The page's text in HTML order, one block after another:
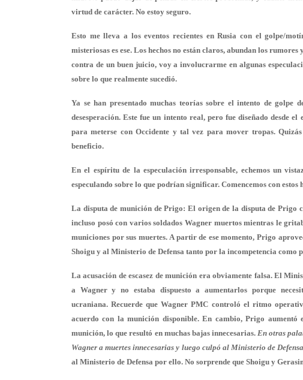
virtud de carácter. No estoy seguro.
Esto me lleva a los eventos recientes en Rusia con el golpe/
misteriosas es ese. Los hechos no están claros, abundan los
contra de un buen juicio, voy a involucrarme en algunas
sobre lo que realmente sucedió.
Ya se han presentado muchas teorías sobre el intento de
desesperación. Este fue un intento real, pero fue diseñado desde
para meterse con Occidente y tal vez para mover tropas.
beneficio.
En el espíritu de la especulación irresponsable, echemos un
especulando sobre lo que podrían significar. Comencemos con
La disputa de munición de Prigo: El origen de la disputa de Prigo
incluso posó con varios soldados Wagner muertos mientras le
municiones por sus muertes. A partir de ese momento, Prigo
Shoigu y al Ministerio de Defensa tanto por la incompetencia como
La acusación de escasez de munición era obviamente falsa. El
a Wagner y no estaba dispuesto a aumentarlos porque
ucraniana. Recuerde que Wagner PMC controló el ritmo
acuerdo con la munición disponible. En cambio, Prigo
munición, lo que resultó en muchas bajas innecesarias.En otras
Wagner a muertes innecesarias y luego culpó al Ministerio de
al Ministerio de Defensa por ello. No sorprende que Shoigu y